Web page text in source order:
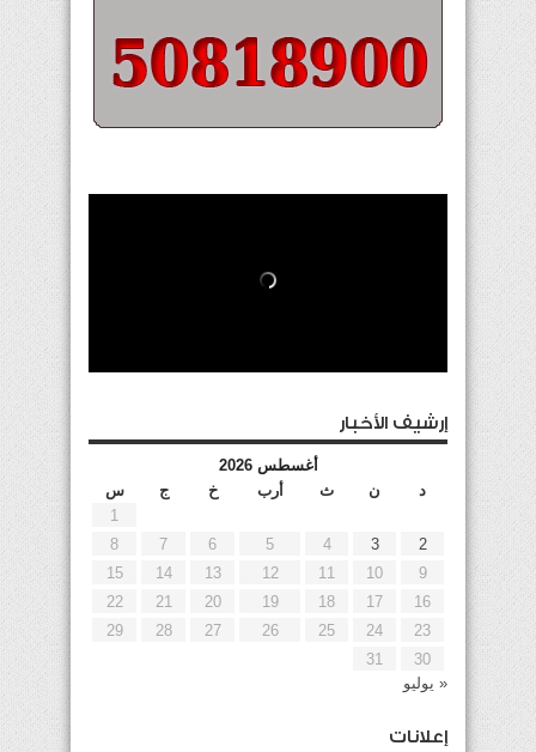
إرشيف الأخبار
أغسطس 2026
د
ن ث أرب خ ج
س
1
2
3
4
5
6
7
8
9
10
11
12
13
14
15
16
17
18
19
20
21
22
23
24
25
26
27
28
29
30
31
« يوليو
إعلانات